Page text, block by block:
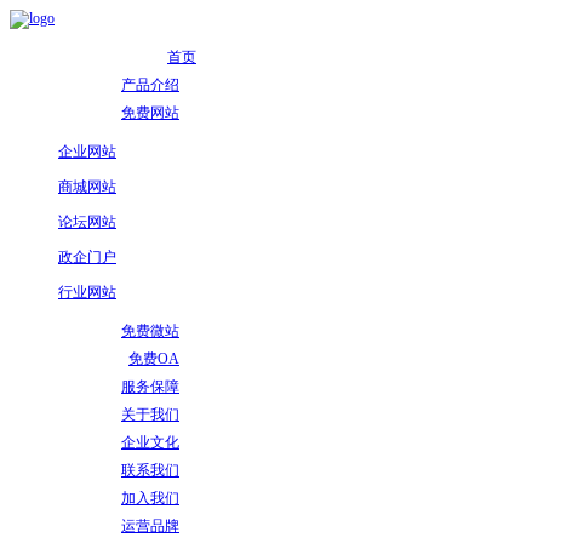
首页
产品介绍
免费网站
企业网站
商城网站
论坛网站
政企门户
行业网站
免费微站
免费OA
服务保障
关于我们
企业文化
联系我们
加入我们
运营品牌